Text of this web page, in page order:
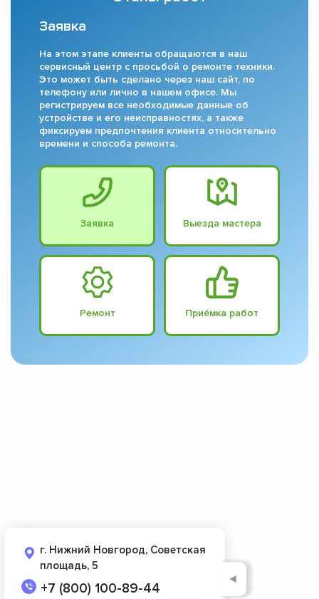
Заявка
На этом этапе клиенты обращаются в наш
сервисный центр с просьбой о ремонте техники.
Это может быть сделано через наш сайт, по
телефону или лично в нашем офисе. Мы
регистрируем все необходимые данные об
устройстве и его неисправностях, а также
фиксируем предпочтения клиента относительно
времени и способа ремонта.
Заявка Выезда мастера
Ремонт Приёмка работ
г. Нижний Новгород, Советская
площадь, 5
+7 (800) 100-89-44
◄